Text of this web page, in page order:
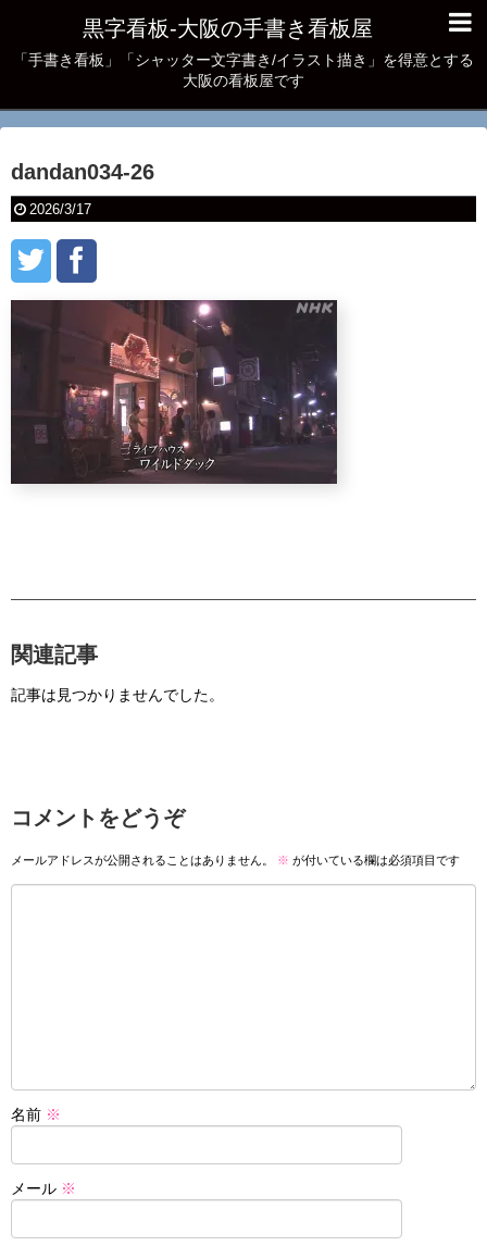
黒字看板‐大阪の手書き看板屋
「手書き看板」「シャッター文字書き/イラスト描き」を得意とする
大阪の看板屋です
dandan034-26
2026/3/17
関連記事
記事は見つかりませんでした。
コメントをどうぞ
メールアドレスが公開されることはありません。 ※ が付いている欄は必須項目です
名前 ※
メール ※